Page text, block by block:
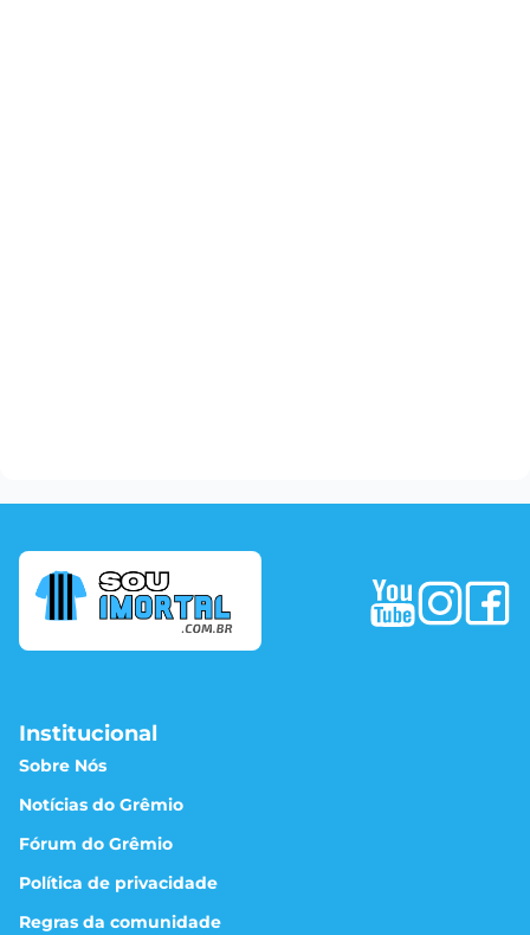
Institucional
Sobre Nós
Notícias do Grêmio
Fórum do Grêmio
Política de privacidade
Regras da comunidade